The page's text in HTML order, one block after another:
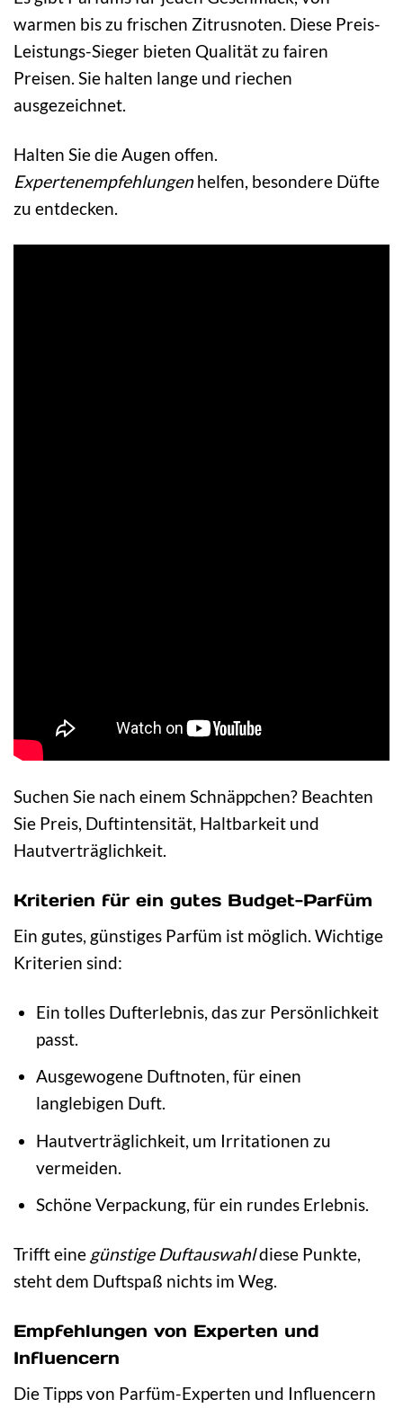
warmen bis zu frischen Zitrusnoten. Diese Preis-
Leistungs-Sieger bieten Qualität zu fairen
Preisen. Sie halten lange und riechen
ausgezeichnet.
Halten Sie die Augen offen.
Expertenempfehlungenhelfen, besondere Düfte
zu entdecken.
Suchen Sie nach einem Schnäppchen? Beachten
Sie Preis, Duftintensität, Haltbarkeit und
Hautverträglichkeit.
Kriterien für ein gutes Budget-Parfüm
Ein gutes, günstiges Parfüm ist möglich. Wichtige
Kriterien sind:
Ein tolles Dufterlebnis, das zur Persönlichkeit
passt.
Ausgewogene Duftnoten, für einen
langlebigen Duft.
Hautverträglichkeit, um Irritationen zu
vermeiden.
Schöne Verpackung, für ein rundes Erlebnis.
Trifft eine günstige Duftauswahldiese Punkte,
steht dem Duftspaß nichts im Weg.
Empfehlungen von Experten und
Influencern
Die Tipps von Parfüm-Experten und Influencern